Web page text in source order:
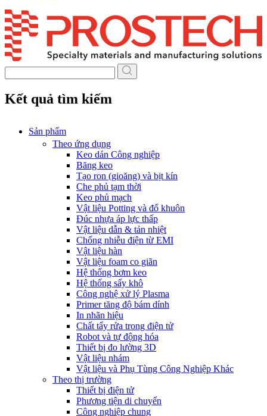
Skip
to
content
Kết quả tìm kiếm
Sản phẩm
Theo ứng dụng
Keo dán Công nghiệp
Băng keo
Tạo ron (gioăng) và bịt kín
Che phủ tạm thời
Keo phủ mạch
Vật liệu Potting và đổ khuôn
Đúc nhựa áp lực thấp
Vật liệu dẫn & tản nhiệt
Chống nhiễu điện từ EMI
Vật liệu hàn
Vật liệu foam co giãn
Hệ thống bơm keo
Hệ thống sấy khô
Công nghệ xử lý Plasma
Primer tăng độ bám dính
In nhãn hiệu
Chất tẩy rửa trong điện tử
Robot và tự động hóa
Thiết bị đo lường 3D
Vật liệu nhám
Vật liệu và Phụ Tùng Công Nghiệp Khác
Theo thị trường
Thiết bị điện tử
Phương tiện di chuyển
Công nghiệp chung